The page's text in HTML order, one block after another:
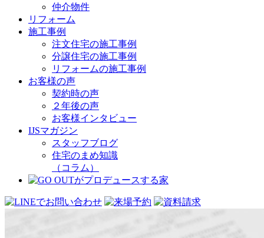
仲介物件
リフォーム
施工事例
注文住宅の施工事例
分譲住宅の施工事例
リフォームの施工事例
お客様の声
契約時の声
２年後の声
お客様インタビュー
IJSマガジン
スタッフブログ
住宅のまめ知識
（コラム）